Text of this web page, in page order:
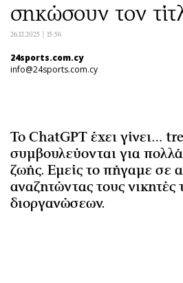
Αθλητισμός
Κύπρος
Ελλάδα
Διεθνή
Οικονομία
Real Estate
Επιχειρήσεις
Αγορές
Money Review
σηκώσουν τον
26.12.2025 | 15:56
24sports.com.cy
info@24sports.com.cy
Το ChatGPT έχει γίνει…
συμβουλεύονται για
ζωής. Εμείς το πήγαμε σε
αναζητώντας τους
διοργανώσεων.